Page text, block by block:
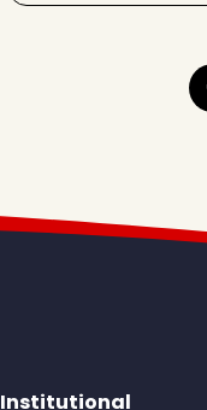
Institutional